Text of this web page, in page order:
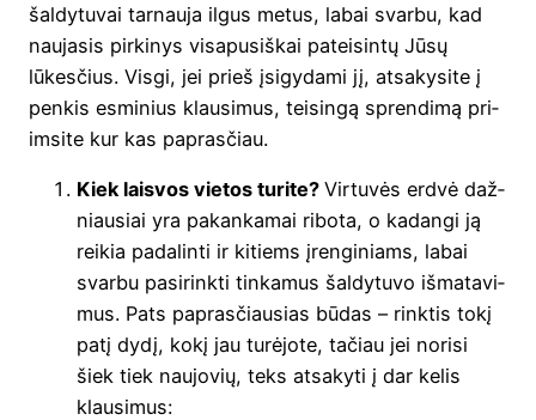
šal­dy­tu­vai tar­nau­ja ilgus metus, labai svar­bu, kad
nau­ja­sis pir­ki­nys visa­pu­siš­kai patei­sin­tų Jūsų
lūkes­čius. Vis­gi, jei prieš įsi­gy­da­mi jį, atsa­ky­si­te į
pen­kis esmi­nius klau­si­mus, tei­sin­gą spren­di­mą pri­
im­si­te kur kas paprasčiau.
Kiek lais­vos vie­tos turi­te? Vir­tu­vės erd­vė daž­
niau­siai yra pakan­ka­mai ribo­ta, o kadan­gi ją
rei­kia pada­lin­ti ir kitiems įren­gi­niams, labai
svar­bu pasi­rink­ti tin­ka­mus šal­dy­tu­vo išma­ta­vi­
mus. Pats papras­čiau­sias būdas – rink­tis tokį
patį dydį, kokį jau turė­jo­te, tačiau jei nori­si
šiek tiek nau­jo­vių, teks atsa­ky­ti į dar kelis
klausimus: